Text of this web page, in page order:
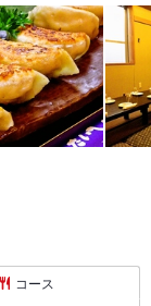
コース